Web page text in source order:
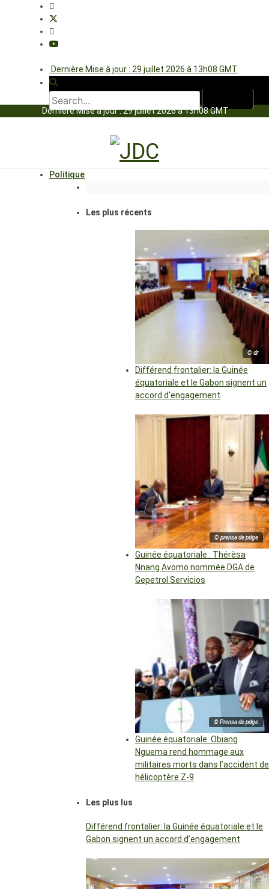
Dernière Mise à jour : 29 juillet 2026 à 13h08 GMT
Dernière Mise à jour : 29 juillet 2026 à 13h08 GMT
Politique
Les plus récents
© dr
Différend frontalier: la Guinée
équatoriale et le Gabon signent un
accord d’engagement
© prensa de pdge
Guinée équatoriale : Thérèsa
Nnang Avomo nommée DGA de
Gepetrol Servicios
© Prensa de pdge
Guinée équatoriale: Obiang
Nguema rend hommage aux
militaires morts dans l’accident de
hélicoptère Z-9
Les plus lus
Différend frontalier: la Guinée équatoriale et le
Gabon signent un accord d’engagement